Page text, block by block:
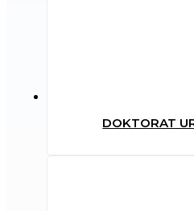
DOKTORAT